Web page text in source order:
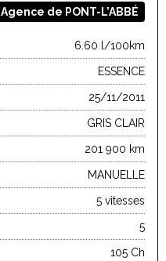
Agence de PONT-L’ABBÉ
6.60 l/100km
ESSENCE
25/11/2011
GRIS CLAIR
201 900 km
MANUELLE
5 vitesses
5
105 Ch